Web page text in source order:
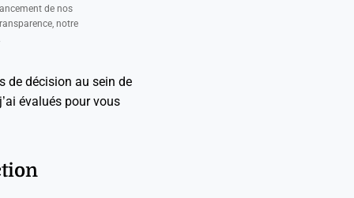
de nos
notre
de décision au sein de
évalués pour vous